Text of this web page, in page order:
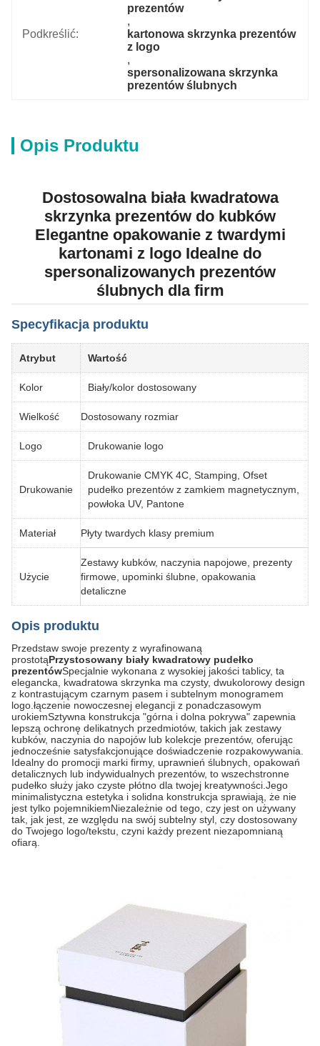
Podkreślić:
prezentów
,
kartonowa skrzynka prezentów
z logo
,
spersonalizowana skrzynka
prezentów ślubnych
Opis Produktu
Dostosowalna biała kwadratowa
skrzynka prezentów do kubków
Elegantne opakowanie z twardymi
kartonami z logo Idealne do
spersonalizowanych prezentów
ślubnych dla firm
Specyfikacja produktu
Atrybut Wartość
Kolor Biały/kolor dostosowany
Wielkość Dostosowany rozmiar
Logo Drukowanie logo
Drukowanie
Drukowanie CMYK 4C, Stamping, Ofset
pudełko prezentów z zamkiem magnetycznym,
powłoka UV, Pantone
Materiał Płyty twardych klasy premium
Użycie
Zestawy kubków, naczynia napojowe, prezenty
firmowe, upominki ślubne, opakowania
detaliczne
Opis produktu
Przedstaw swoje prezenty z wyrafinowaną
prostotąPrzystosowany biały kwadratowy pudełko
prezentówSpecjalnie wykonana z wysokiej jakości tablicy, ta
elegancka, kwadratowa skrzynka ma czysty, dwukolorowy design
z kontrastującym czarnym pasem i subtelnym monogramem
logo.łączenie nowoczesnej elegancji z ponadczasowym
urokiemSztywna konstrukcja "górna i dolna pokrywa" zapewnia
lepszą ochronę delikatnych przedmiotów, takich jak zestawy
kubków, naczynia do napojów lub kolekcje prezentów, oferując
jednocześnie satysfakcjonujące doświadczenie rozpakowywania.
Idealny do promocji marki firmy, uprawnień ślubnych, opakowań
detalicznych lub indywidualnych prezentów, to wszechstronne
pudełko służy jako czyste płótno dla twojej kreatywności.Jego
minimalistyczna estetyka i solidna konstrukcja sprawiają, że nie
jest tylko pojemnikiemNiezależnie od tego, czy jest on używany
tak, jak jest, ze względu na swój subtelny styl, czy dostosowany
do Twojego logo/tekstu, czyni każdy prezent niezapomnianą
ofiarą.